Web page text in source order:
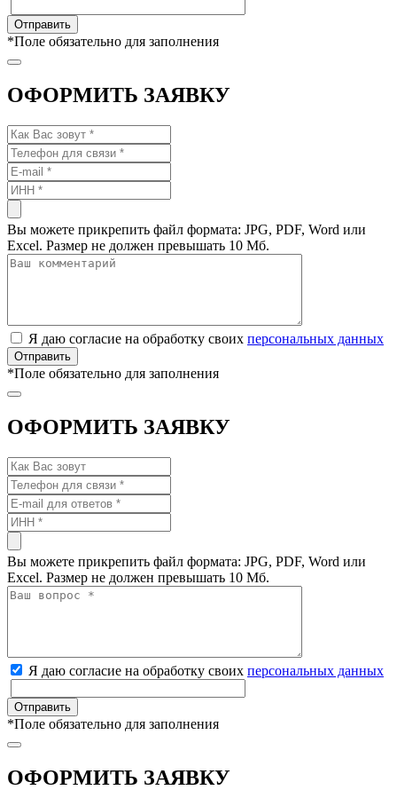
*Поле обязательно для заполнения
ОФОРМИТЬ ЗАЯВКУ
Вы можете прикрепить файл формата: JPG, PDF, Word или
Excel. Размер не должен превышать 10 Мб.
Я даю согласие на обработку своих персональных данных
*Поле обязательно для заполнения
ОФОРМИТЬ ЗАЯВКУ
Вы можете прикрепить файл формата: JPG, PDF, Word или
Excel. Размер не должен превышать 10 Мб.
Я даю согласие на обработку своих персональных данных
*Поле обязательно для заполнения
ОФОРМИТЬ ЗАЯВКУ